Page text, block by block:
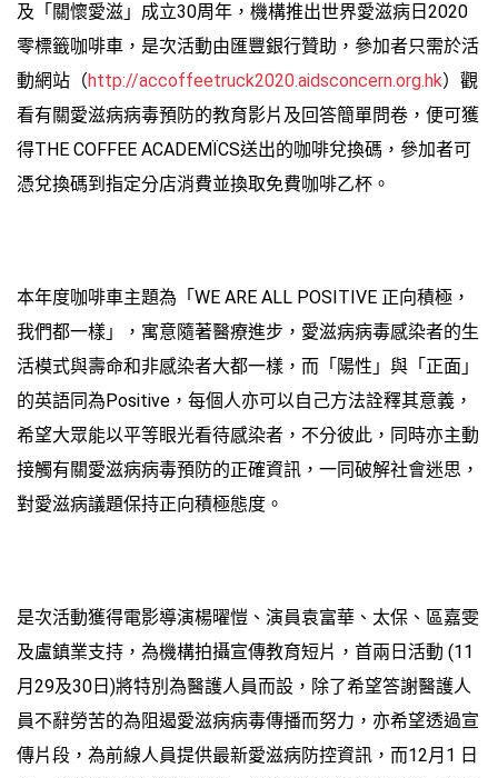
及「關懷愛滋」成立30周年，機構推出世界愛滋病日2020
零標籤咖啡車，是次活動由匯豐銀行贊助，參加者只需於活
動網站（http://accoffeetruck2020.aidsconcern.org.hk）觀
看有關愛滋病病毒預防的教育影片及回答簡單問卷，便可獲
得THE COFFEE ACADEMÏCS送出的咖啡兌換碼，參加者可
憑兌換碼到指定分店消費並換取免費咖啡乙杯。
本年度咖啡車主題為「WE ARE ALL POSITIVE 正向積極，
我們都一樣」，寓意隨著醫療進步，愛滋病病毒感染者的生
活模式與壽命和非感染者大都一樣，而「陽性」與「正面」
的英語同為Positive，每個人亦可以自己方法詮釋其意義，
希望大眾能以平等眼光看待感染者，不分彼此，同時亦主動
接觸有關愛滋病病毒預防的正確資訊，一同破解社會迷思，
對愛滋病議題保持正向積極態度。
是次活動獲得電影導演楊曜愷、演員袁富華、太保、區嘉雯
及盧鎮業支持，為機構拍攝宣傳教育短片，首兩日活動 (11
月29及30日)將特別為醫護人員而設，除了希望答謝醫護人
員不辭勞苦的為阻遏愛滋病病毒傳播而努力，亦希望透過宣
傳片段，為前線人員提供最新愛滋病防控資訊，而12月1 日